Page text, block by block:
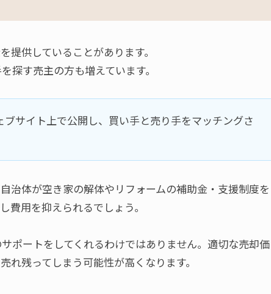
提供していることがあります。
探す売主の方も増えています。
サイト上で公開し、買い手と売り手をマッチングさ
治体が空き家の解体やリフォームの補助金・支援制度を
費用を抑えられるでしょう。
ポートをしてくれるわけではありません。適切な売却価
残ってしまう可能性が高くなります。